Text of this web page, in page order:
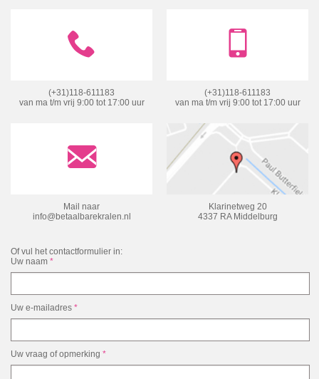
(+31)118-611183
van ma t/m vrij 9:00 tot 17:00 uur
(+31)118-611183
van ma t/m vrij 9:00 tot 17:00 uur
Mail naar
info@betaalbarekralen.nl
Klarinetweg 20
4337 RA Middelburg
Of vul het contactformulier in:
Uw naam *
Uw e-mailadres *
Uw vraag of opmerking *